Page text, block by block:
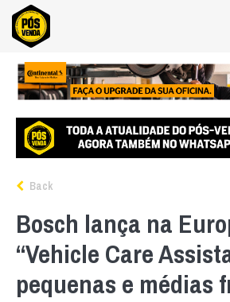
Back
Bosch lança na
“Vehicle Care
pequenas e médias